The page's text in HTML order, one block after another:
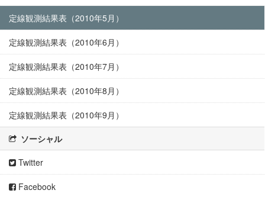
定線観測結果表（2010年5月）
定線観測結果表（2010年6月）
定線観測結果表（2010年7月）
定線観測結果表（2010年8月）
定線観測結果表（2010年9月）
ソーシャル
Twitter
Facebook